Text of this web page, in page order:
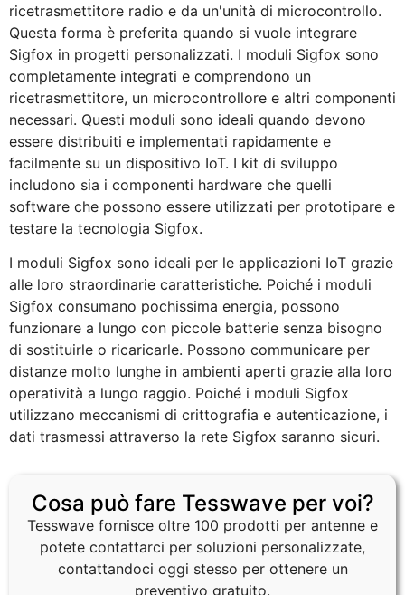
ricetrasmettitore radio e da un'unità di microcontrollo.
Questa forma è preferita quando si vuole integrare
Sigfox in progetti personalizzati. I moduli Sigfox sono
completamente integrati e comprendono un
ricetrasmettitore, un microcontrollore e altri componenti
necessari. Questi moduli sono ideali quando devono
essere distribuiti e implementati rapidamente e
facilmente su un dispositivo IoT. I kit di sviluppo
includono sia i componenti hardware che quelli
software che possono essere utilizzati per prototipare e
testare la tecnologia Sigfox.
I moduli Sigfox sono ideali per le applicazioni IoT grazie
alle loro straordinarie caratteristiche. Poiché i moduli
Sigfox consumano pochissima energia, possono
funzionare a lungo con piccole batterie senza bisogno
di sostituirle o ricaricarle. Possono communicare per
distanze molto lunghe in ambienti aperti grazie alla loro
operatività a lungo raggio. Poiché i moduli Sigfox
utilizzano meccanismi di crittografia e autenticazione, i
dati trasmessi attraverso la rete Sigfox saranno sicuri.
Cosa può fare Tesswave per voi?
Tesswave fornisce oltre 100 prodotti per antenne e
potete contattarci per soluzioni personalizzate,
contattandoci oggi stesso per ottenere un
preventivo gratuito.